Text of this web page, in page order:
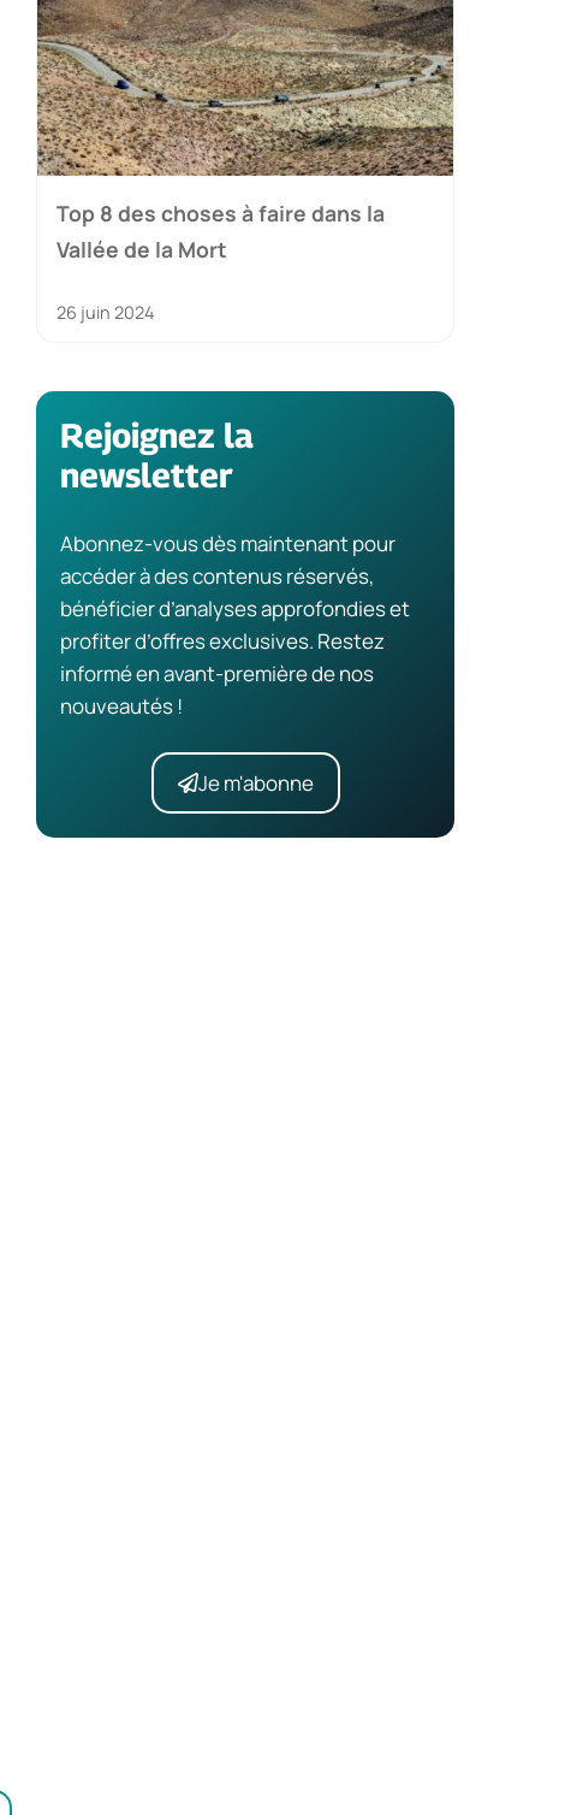
Top 8 des choses à faire dans la
Vallée de la Mort
26 juin 2024
Rejoignez la
newsletter
Abonnez-vous dès maintenant pour
accéder à des contenus réservés,
bénéficier d’analyses approfondies et
profiter d’offres exclusives. Restez
informé en avant-première de nos
nouveautés !
Je m'abonne